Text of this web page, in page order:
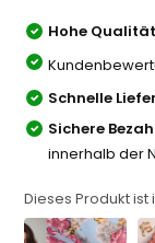
Hohe
Schnelle
Sichere
innerhalb der
Dieses Produkt